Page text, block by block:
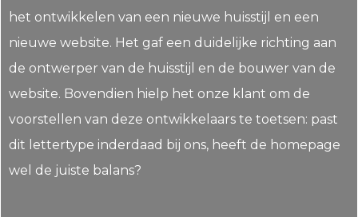
het ontwikkelen van een nieuwe huisstijl en een
nieuwe website. Het gaf een duidelijke richting aan
de ontwerper van de huisstijl en de bouwer van de
website. Bovendien hielp het onze klant om de
voorstellen van deze ontwikkelaars te toetsen: past
dit lettertype inderdaad bij ons, heeft de homepage
wel de juiste balans?